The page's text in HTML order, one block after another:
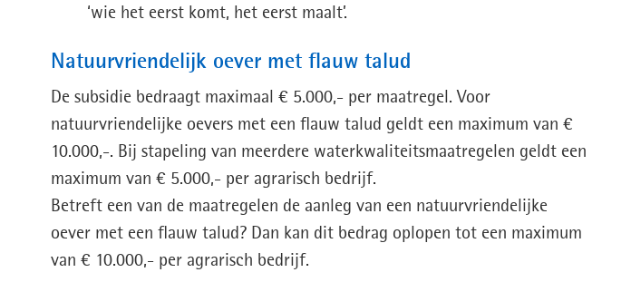
‘wie het eerst komt, het eerst maalt’.
Natuurvriendelijk oever met flauw talud
De subsidie bedraagt maximaal € 5.000,- per maatregel. Voor
natuurvriendelijke oevers met een flauw talud geldt een maximum van €
10.000,-. Bij stapeling van meerdere waterkwaliteitsmaatregelen geldt een
maximum van € 5.000,- per agrarisch bedrijf.
Betreft een van de maatregelen de aanleg van een natuurvriendelijke
oever met een flauw talud? Dan kan dit bedrag oplopen tot een maximum
van € 10.000,- per agrarisch bedrijf.